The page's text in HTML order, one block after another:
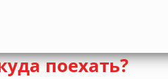
поехать?